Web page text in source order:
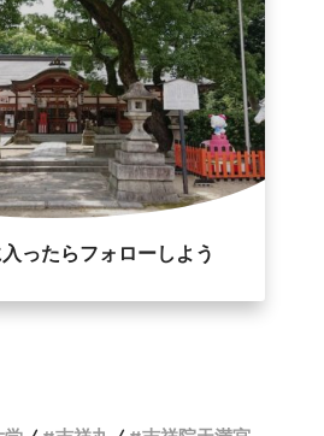
ったらフォローしよう